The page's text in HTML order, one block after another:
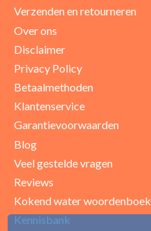
Verzenden en retourneren
Over ons
Disclaimer
Privacy Policy
Betaalmethoden
Klantenservice
Garantievoorwaarden
Blog
Veel gestelde vragen
Reviews
Kokend water woordenboek
Kennisbank